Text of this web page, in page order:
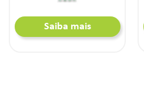
Saiba mais